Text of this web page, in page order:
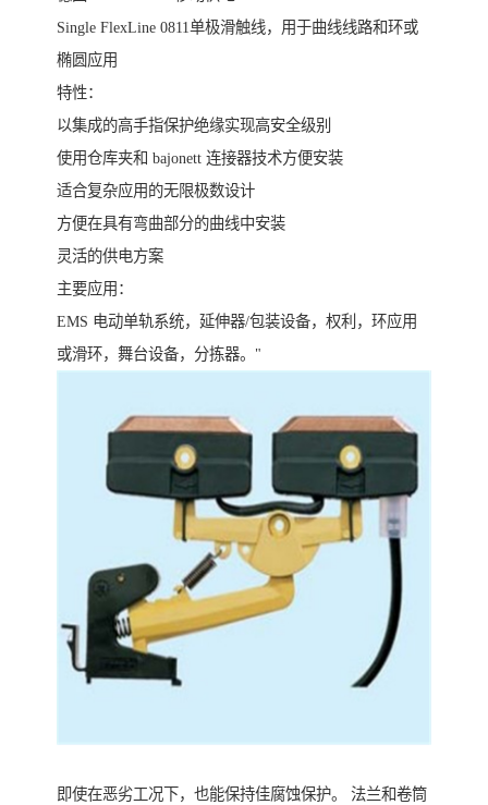
Single FlexLine 0811单极滑触线，用于曲线线路和环或
椭圆应用
特性：
以集成的高手指保护绝缘实现高安全级别
使用仓库夹和 bajonett 连接器技术方便安装
适合复杂应用的无限极数设计
方便在具有弯曲部分的曲线中安装
灵活的供电方案
主要应用：
EMS 电动单轨系统，延伸器/包装设备，权利，环应用
或滑环，舞台设备，分拣器。"
即使在恶劣工况下，也能保持佳腐蚀保护。 法兰和卷筒